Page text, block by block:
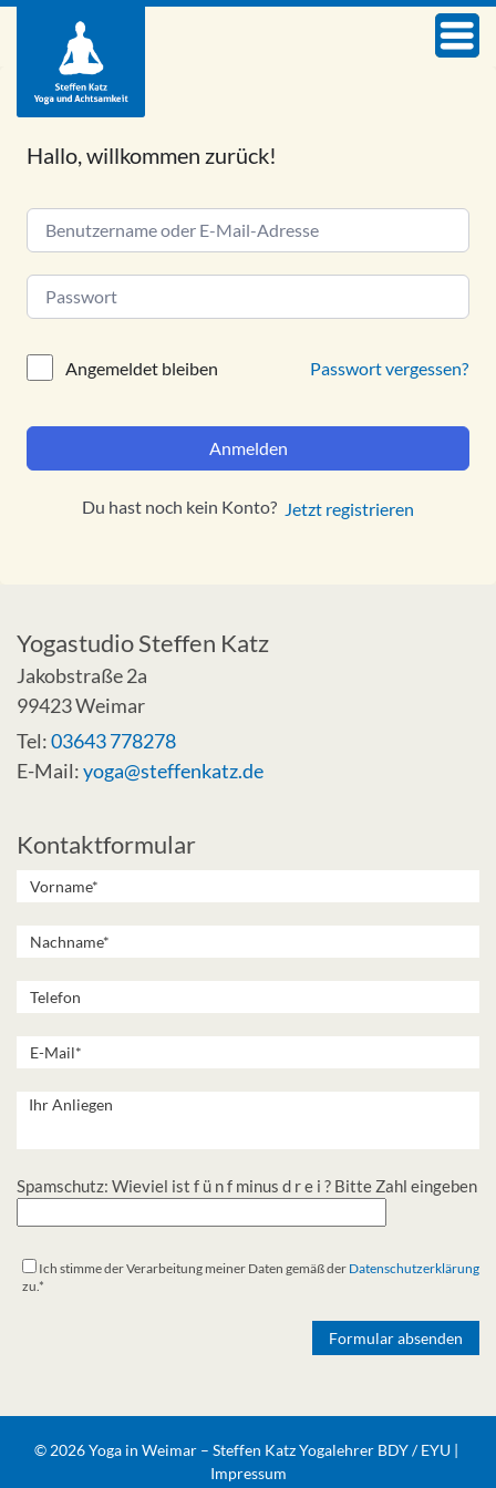
Hallo, willkommen zurück!
Alternative:
Angemeldet bleiben Passwort vergessen?
Anmelden
Du hast noch kein Konto? Jetzt registrieren
Yogastudio Steffen Katz
Jakobstraße 2a
99423 Weimar
Tel:03643 778278
E-Mail:yoga@steffenkatz.de
Kontaktformular
Spamschutz: Wieviel ist f ü n f minus d r e i ? Bitte Zahl eingeben
Ich stimme der Verarbeitung meiner Daten gemäß der Datenschutzerklärung
zu.*
© 2026 Yoga in Weimar – Steffen Katz Yogalehrer BDY / EYU |
Impressum